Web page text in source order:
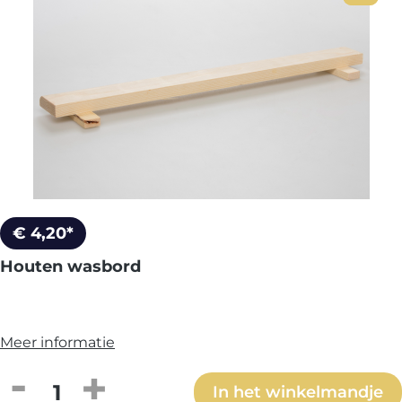
€ 4,20*
Houten wasbord
Meer informatie
Producthoeveelheid: Voer deIn het winkelmandje